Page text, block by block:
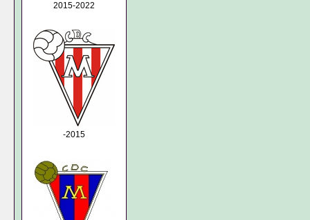
2015-2022
-2015